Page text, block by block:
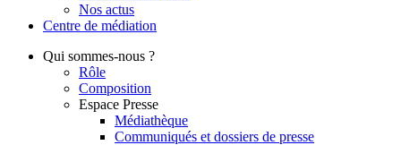
Nos actus
Centre de médiation
Qui sommes-nous ?
Rôle
Composition
Espace Presse
Médiathèque
Communiqués et dossiers de presse